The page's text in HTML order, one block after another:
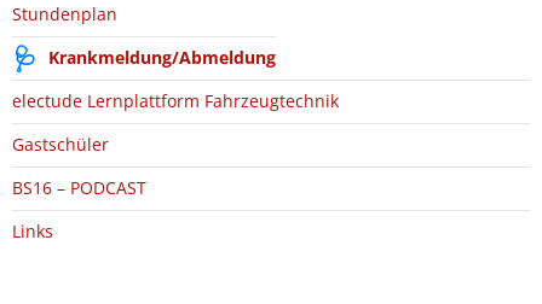
Stundenplan
Krankmeldung/Abmeldung
electude Lernplattform Fahrzeugtechnik
Gastschüler
BS16 – PODCAST
Links